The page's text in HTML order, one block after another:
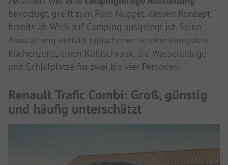
bevorzugt, greift zum Ford Nugget, dessen Konzept
bereits ab Werk auf Camping ausgelegt ist. Seine
Ausstattung enthält typischerweise eine kompakte
Küchenzeile, einen Kühlschrank, die Wasseranlage
und Schlafplätze für zwei bis vier Personen.
Renault Trafic Combi: Groß, günstig
und häufig unterschätzt